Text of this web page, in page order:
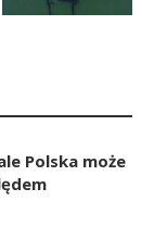
Polska może